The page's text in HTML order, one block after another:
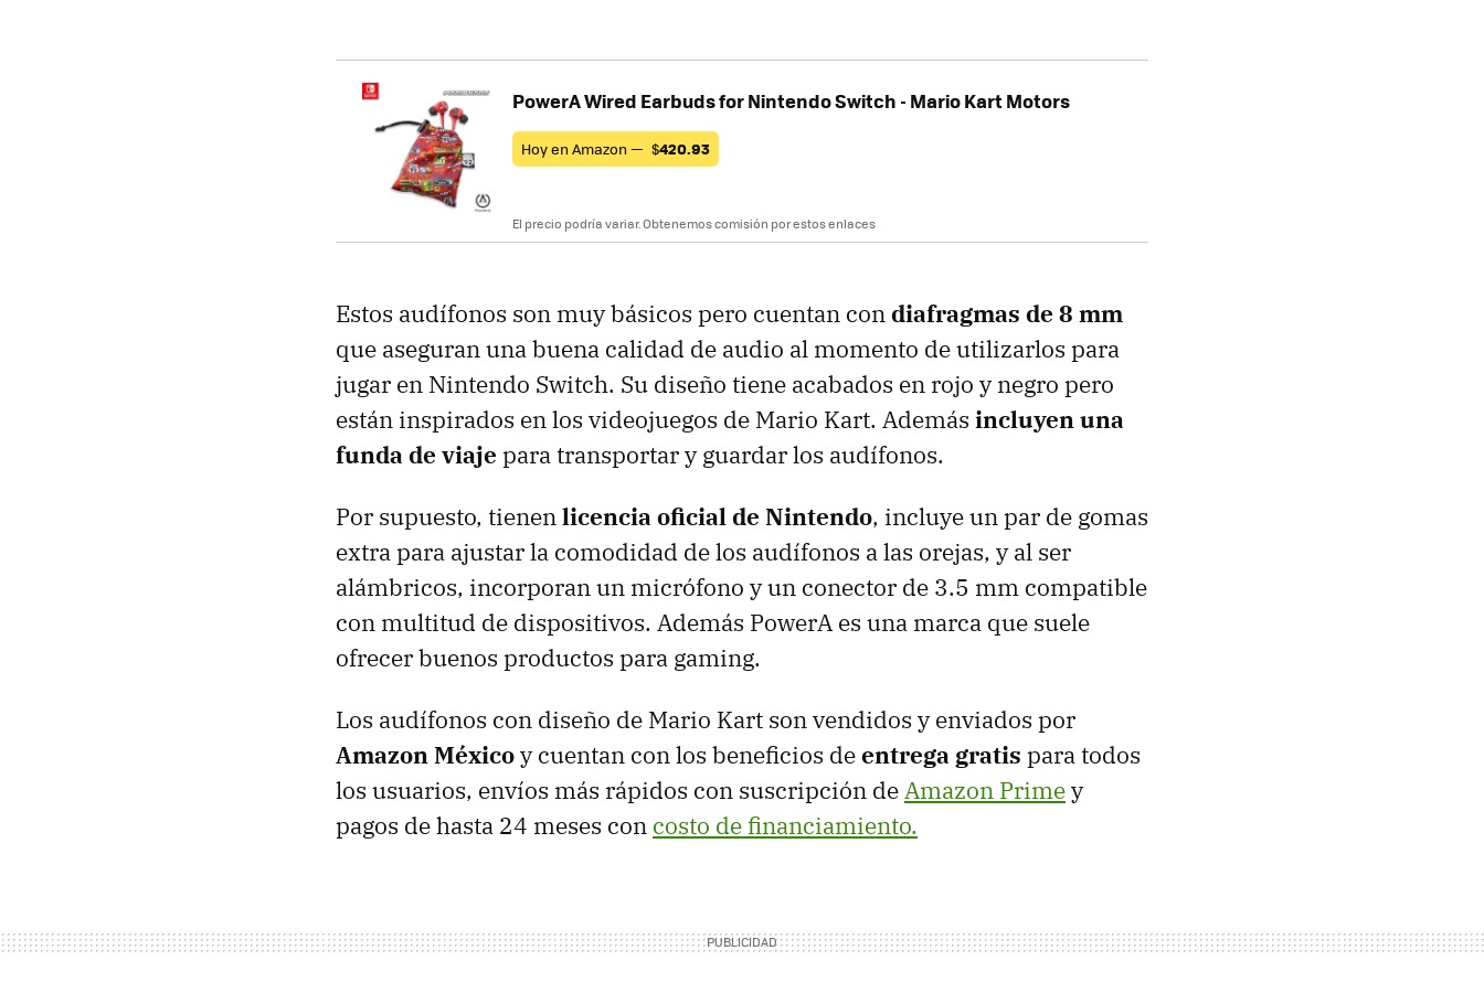
PowerA Wired Earbuds for Nintendo Switch - Mario Kart Motors
Hoy en Amazon — $420.93
El precio podría variar. Obtenemos comisión por estos enlaces
Estos audífonos son muy básicos pero cuentan condiafragmas de 8 mm
que aseguran una buena calidad de audio al momento de utilizarlos para
jugar en Nintendo Switch. Su diseño tiene acabados en rojo y negro pero
están inspirados en los videojuegos de Mario Kart. Además incluyen una
funda de viaje para transportar y guardar los audífonos.
Por supuesto, tienenlicencia oficial de Nintendo, incluye un par de gomas
extra para ajustar la comodidad de los audífonos a las orejas, y al ser
alámbricos, incorporan un micrófono y un conector de 3.5 mm compatible
con multitud de dispositivos. Además PowerA es una marca que suele
ofrecer buenos productos para gaming.
Los audífonos con diseño de Mario Kart son vendidos y enviados por
Amazon Méxicoy cuentan con los beneficios deentrega gratis para todos
los usuarios, envíos más rápidos con suscripción deAmazon Primey
pagos de hasta 24 meses con costo de financiamiento.